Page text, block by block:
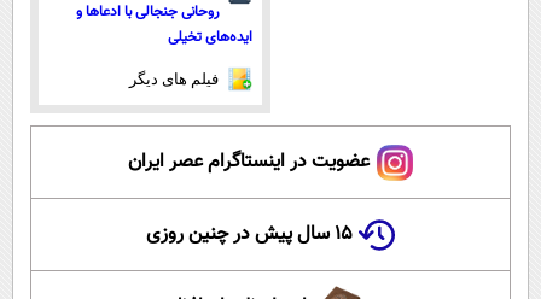
روحانی جنجالی با ادعاها و
ایده‌های تخیلی
فیلم های دیگر
عضویت در اینستاگرام عصر ایران
۱۵ سال پیش در چنین روزی